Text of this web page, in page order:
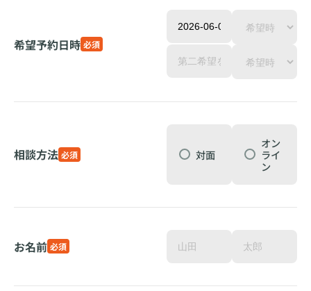
希望予約日時 必須
相談方法 必須 対面
オン
ライ
ン
お名前 必須